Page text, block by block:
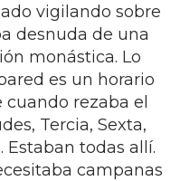
vigilando sobre
desnuda de una
monástica. Lo
es un horario
rezaba el
Tercia, Sexta,
Estaban todas allí.
campanas